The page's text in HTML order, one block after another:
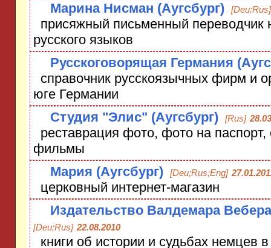
Марина Нисман (Аугсбург)
[Deu;Rus]
присяжный письменный переводчик
русского языков
Русскоговорящая Германия
справочник русскоязычных фирм и
юге Германии
Студия "Элис" (Аугсбург)
[Rus]
реставрация фото, фото на
фильмы
Мария (Аугсбург)
[Deu;Rus;Eng]
церковный интернет-магазин
Издательство Валдемара
[Deu;Rus] 22.08.2010
книги об истории и судьбах немцев